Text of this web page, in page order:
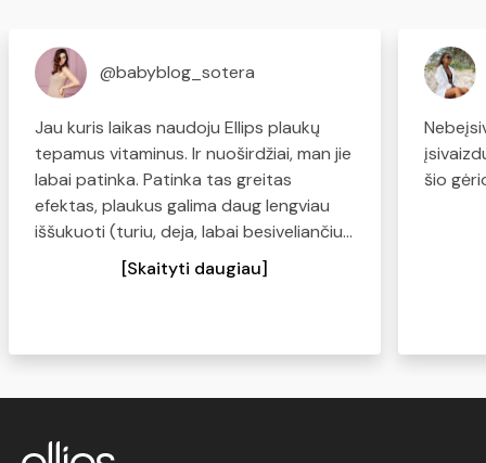
@babyblog_sotera
Jau kuris laikas naudoju Ellips plaukų
tepamus vitaminus. Ir nuoširdžiai, man jie
labai patinka. Patinka tas greitas
efektas, plaukus galima daug lengviau
iššukuoti (turiu, deja, labai besiveliančius,
sausus plaukus), plaukai tampa švelnūs
ir minkšti. Kas turite panašių problemų -
[Skaityti daugiau]
šio